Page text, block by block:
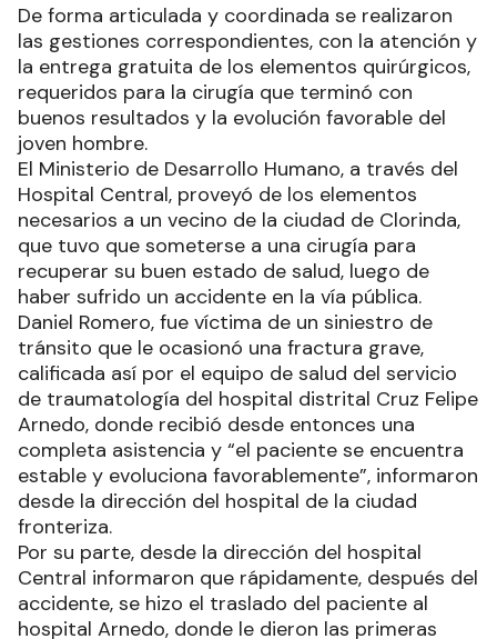
De forma articulada y coordinada se realizaron
las gestiones correspondientes, con la atención y
la entrega gratuita de los elementos quirúrgicos,
requeridos para la cirugía que terminó con
buenos resultados y la evolución favorable del
joven hombre.
El Ministerio de Desarrollo Humano, a través del
Hospital Central, proveyó de los elementos
necesarios a un vecino de la ciudad de Clorinda,
que tuvo que someterse a una cirugía para
recuperar su buen estado de salud, luego de
haber sufrido un accidente en la vía pública.
Daniel Romero, fue víctima de un siniestro de
tránsito que le ocasionó una fractura grave,
calificada así por el equipo de salud del servicio
de traumatología del hospital distrital Cruz Felipe
Arnedo, donde recibió desde entonces una
completa asistencia y “el paciente se encuentra
estable y evoluciona favorablemente”, informaron
desde la dirección del hospital de la ciudad
fronteriza.
Por su parte, desde la dirección del hospital
Central informaron que rápidamente, después del
accidente, se hizo el traslado del paciente al
hospital Arnedo, donde le dieron las primeras